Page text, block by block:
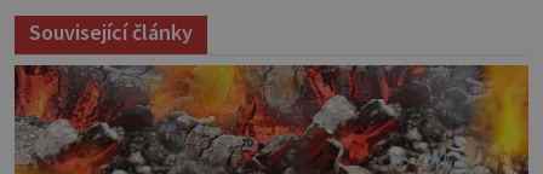
Související články